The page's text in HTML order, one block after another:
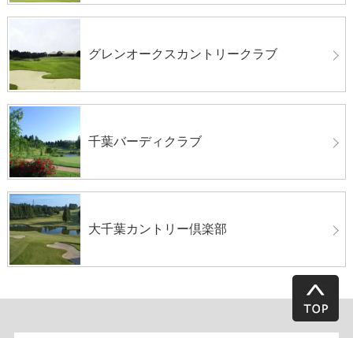
グレンオークスカントリークラブ
千葉バーディクラブ
大千葉カントリー倶楽部